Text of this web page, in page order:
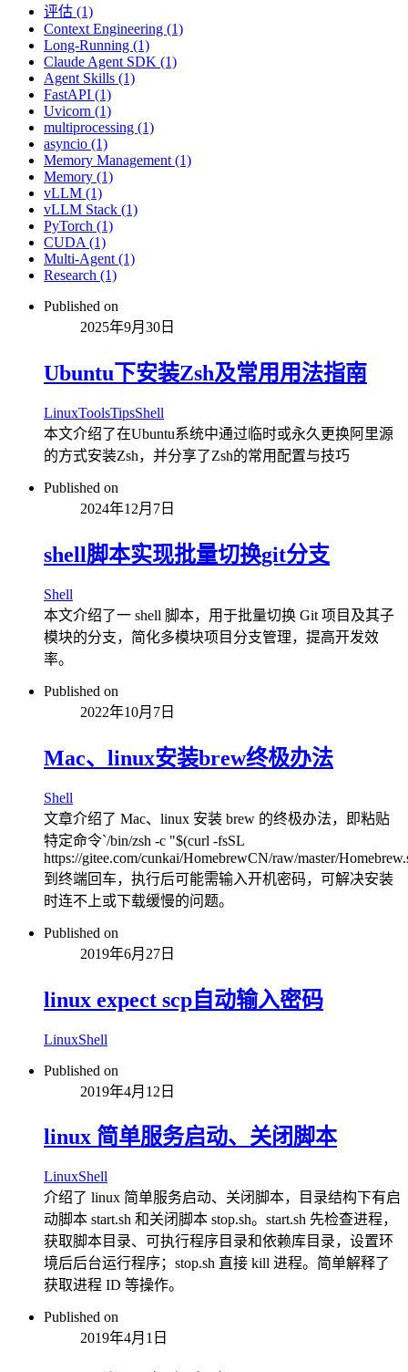
评估 (1)
Context Engineering (1)
Long-Running (1)
Claude Agent SDK (1)
Agent Skills (1)
FastAPI (1)
Uvicorn (1)
multiprocessing (1)
asyncio (1)
Memory Management (1)
Memory (1)
vLLM (1)
vLLM Stack (1)
PyTorch (1)
CUDA (1)
Multi-Agent (1)
Research (1)
Published on
2025年9月30日
Ubuntu下安装Zsh及常用用法指南
LinuxToolsTipsShell
本文介绍了在Ubuntu系统中通过临时或永久更换阿里源
的方式安装Zsh，并分享了Zsh的常用配置与技巧
Published on
2024年12月7日
shell脚本实现批量切换git分支
Shell
本文介绍了一 shell 脚本，用于批量切换 Git 项目及其子
模块的分支，简化多模块项目分支管理，提高开发效
率。
Published on
2022年10月7日
Mac、linux安装brew终极办法
Shell
文章介绍了 Mac、linux 安装 brew 的终极办法，即粘贴
特定命令`/bin/zsh -c "$(curl -fsSL
https://gitee.com/cunkai/HomebrewCN/raw/master/
到终端回车，执行后可能需输入开机密码，可解决安装
时连不上或下载缓慢的问题。
Published on
2019年6月27日
linux expect scp自动输入密码
LinuxShell
Published on
2019年4月12日
linux 简单服务启动、关闭脚本
LinuxShell
介绍了 linux 简单服务启动、关闭脚本，目录结构下有启
动脚本 start.sh 和关闭脚本 stop.sh。start.sh 先检查进程，
获取脚本目录、可执行程序目录和依赖库目录，设置环
境后后台运行程序；stop.sh 直接 kill 进程。简单解释了
获取进程 ID 等操作。
Published on
2019年4月1日